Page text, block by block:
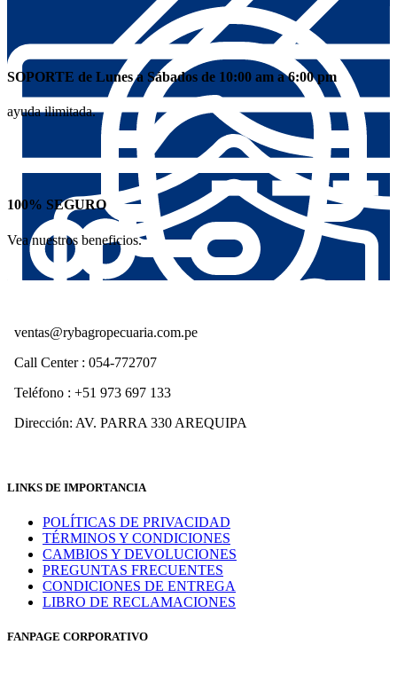
SOPORTE de Lunes a Sábados de 10:00 am a 6:00 pm
ayuda ilimitada.
100% SEGURO
Vea nuestros beneficios.
ventas@rybagropecuaria.com.pe
Call Center : 054-772707
Teléfono : +51 973 697 133
Dirección: AV. PARRA 330 AREQUIPA
LINKS DE IMPORTANCIA
POLÍTICAS DE PRIVACIDAD
TÉRMINOS Y CONDICIONES
CAMBIOS Y DEVOLUCIONES
PREGUNTAS FRECUENTES
CONDICIONES DE ENTREGA
LIBRO DE RECLAMACIONES
FANPAGE CORPORATIVO